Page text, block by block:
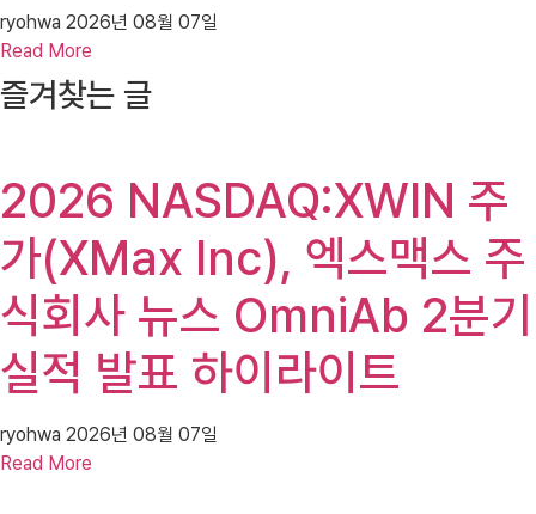
ryohwa 2026년 08월 07일
Read More
즐겨찾는 글
2026 NASDAQ:XWIN 주
가(XMax Inc), 엑스맥스 주
식회사 뉴스 OmniAb 2분기
실적 발표 하이라이트
ryohwa 2026년 08월 07일
Read More